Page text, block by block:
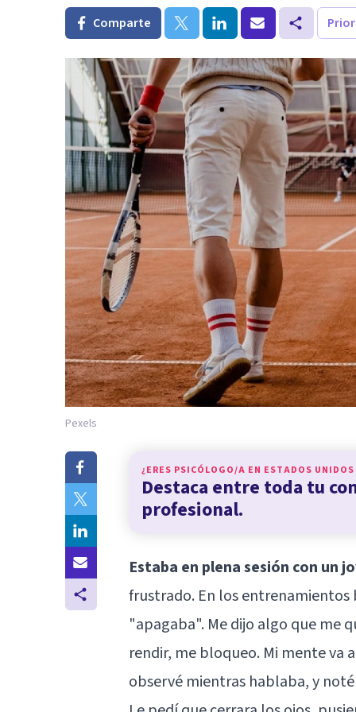
Comparte
Pexels
¿ERES PSICÓLOGO/A EN ESTADOS UNIDOS
Destaca entre toda tu
profesional.
Estaba en plena sesión con un
frustrado. En los
"apagaba". Me dijo algo que me
rendir, me bloqueo. Mi mente va
observé mientras hablaba, y